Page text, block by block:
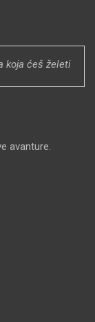
koja ćeš želeti
avanture.